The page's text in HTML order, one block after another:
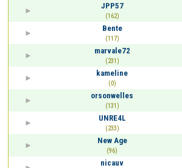
JPP57
(162)
Bente
(117)
marvale72
(231)
kameline
(0)
orsonwelles
(131)
UNRE4L
(233)
New Age
(96)
nicauv